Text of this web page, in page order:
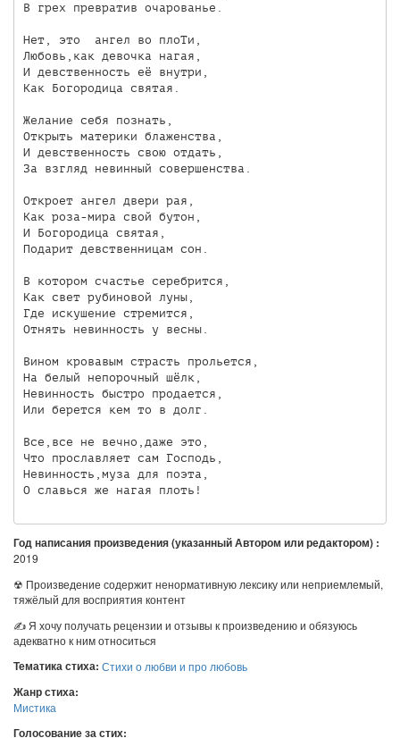
В грех превратив очарованье.
Нет, это  ангел во плоТи,
Любовь,как девочка нагая,
И девственность её внутри,
Как Богородица святая.
Желание себя познать,
Открыть материки блаженства,
И девственность свою отдать,
За взгляд невинный совершенства.
Откроет ангел двери рая,
Как роза-мира свой бутон,
И Богородица святая,
Подарит девственницам сон.
В котором счастье серебрится,
Как свет рубиновой луны,
Где искушение стремится,
Отнять невинность у весны.
Вином кровавым страсть прольется,
На белый непорочный шёлк,
Невинность быстро продается,
Или берется кем то в долг.
Все,все не вечно,даже это,
Что прославляет сам Господь,
Невинность,муза для поэта,
Год написания произведения (указанный Автором или редактором) :
2019
☢ Произведение содержит ненормативную лексику или неприемлемый,
тяжёлый для восприятия контент
✍ Я хочу получать рецензии и отзывы к произведению и обязуюсь
адекватно к ним относиться
Тематика стиха: Стихи о любви и про любовь
Жанр стиха:
Мистика
Голосование за стих: